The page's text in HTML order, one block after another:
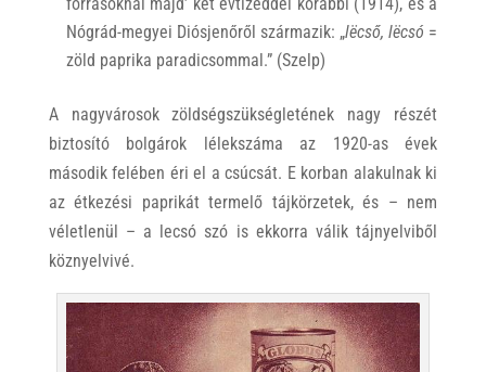
Nógrád-megyei Diósjenőről származik: „lëcső, lëcsó =
zöld paprika paradicsommal.” (Szelp)
A nagyvárosok zöldségszükségletének nagy részét
biztosító bolgárok lélekszáma az 1920-as évek
második felében éri el a csúcsát. E korban alakulnak ki
az étkezési paprikát termelő tájkörzetek, és – nem
véletlenül – a lecsó szó is ekkorra válik tájnyelviből
köznyelvivé.